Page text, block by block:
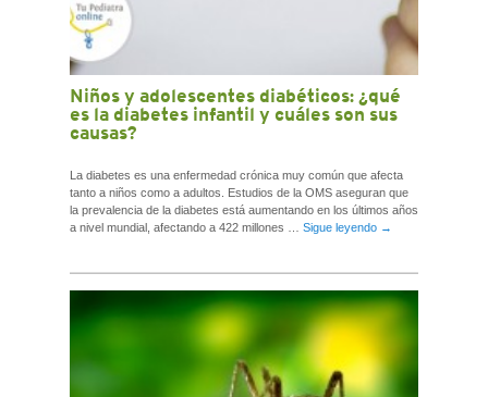
Niños y adolescentes diabéticos: ¿qué
es la diabetes infantil y cuáles son sus
causas?
La diabetes es una enfermedad crónica muy común que afecta
tanto a niños como a adultos. Estudios de la OMS aseguran que
la prevalencia de la diabetes está aumentando en los últimos años
a nivel mundial, afectando a 422 millones … Sigue leyendo →